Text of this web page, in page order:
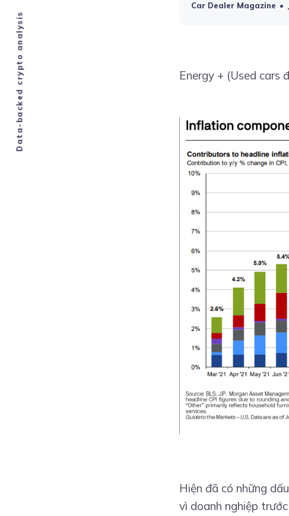
Car Dealer Magazine
Energy + (Used cars
Hiện đã có những
vì doanh nghiệp
Data-backed crypto analysis